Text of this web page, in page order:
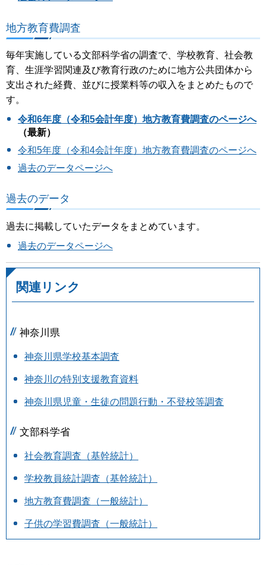
地方教育費調査
毎年実施している文部科学省の調査で、学校教育、社会教
育、生涯学習関連及び教育行政のために地方公共団体から
支出された経費、並びに授業料等の収入をまとめたもので
す。
令和6年度（令和5会計年度）地方教育費調査のページへ
（最新）
令和5年度（令和4会計年度）地方教育費調査のページへ
過去のデータページへ
過去のデータ
過去に掲載していたデータをまとめています。
過去のデータページへ
関連リンク
神奈川県
神奈川県学校基本調査
神奈川の特別支援教育資料
神奈川県児童・生徒の問題行動・不登校等調査
文部科学省
社会教育調査（基幹統計）
学校教員統計調査（基幹統計）
地方教育費調査（一般統計）
子供の学習費調査（一般統計）